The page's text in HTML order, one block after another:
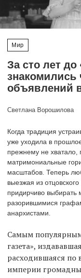
EN
UA
Мир
За сто лет до
знакомились
объявлений
Светлана Ворошилова
Когда традиция
уже уходила в
прежнему не хватало,
матримониальные
масштабов. Теперь
выезжая из
придирчиво
разорившимися
анархистами.
Самым популярным
газета»,
расходившаяся по
империи